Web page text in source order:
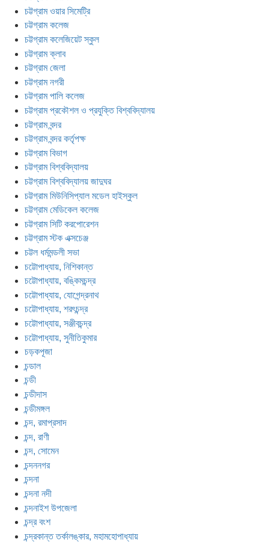
চট্টগ্রাম ওয়ার সিমেট্রি
চট্টগ্রাম কলেজ
চট্টগ্রাম কলেজিয়েট স্কুল
চট্টগ্রাম ক্লাব
চট্টগ্রাম জেলা
চট্টগ্রাম নগরী
চট্টগ্রাম পালি কলেজ
চট্টগ্রাম প্রকৌশল ও প্রযুক্তি বিশ্ববিদ্যালয়
চট্টগ্রাম বন্দর
চট্টগ্রাম বন্দর কর্তৃপক্ষ
চট্টগ্রাম বিভাগ
চট্টগ্রাম বিশ্ববিদ্যালয়
চট্টগ্রাম বিশ্ববিদ্যালয় জাদুঘর
চট্টগ্রাম মিউনিসিপ্যাল মডেল হাইস্কুল
চট্টগ্রাম মেডিকেল কলেজ
চট্টগ্রাম সিটি করপোরেশন
চট্টগ্রাম স্টক এক্সচেঞ্জ
চট্টল ধর্মমন্ডলী সভা
চট্টোপাধ্যায়, নিশিকান্ত
চট্টোপাধ্যায়, বঙ্কিমচন্দ্র
চট্টোপাধ্যায়, যোগেন্দ্রনাথ
চট্টোপাধ্যায়, শরৎচন্দ্র
চট্টোপাধ্যায়, সঞ্জীবচন্দ্র
চট্টোপাধ্যায়, সুনীতিকুমার
চড়কপূজা
চন্ডাল
চন্ডী
চন্ডীদাস
চন্ডীমঙ্গল
চন্দ, রমাপ্রসাদ
চন্দ, রাণী
চন্দ, সোমেন
চন্দননগর
চন্দনা
চন্দনা নদী
চন্দনাইশ উপজেলা
চন্দ্র বংশ
চন্দ্রকান্ত তর্কালঙ্কার, মহামহোপাধ্যায়